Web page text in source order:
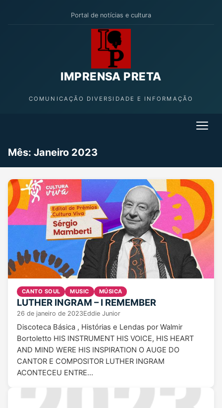
Portal de notícias e cultura
IMPRENSA PRETA
COMUNICAÇÃO DIVERSIDADE E INFORMAÇÃO
Mês: Janeiro 2023
CANTO SOUL MUSIC MÚSICA
LUTHER INGRAM – I REMEMBER
26 de janeiro de 2023Eddie Junior
Discoteca Básica , Histórias e Lendas por Walmir
Bortoletto HIS INSTRUMENT HIS VOICE, HIS HEART
AND MIND WERE HIS INSPIRATION O AUGE DO
CANTOR E COMPOSITOR LUTHER INGRAM
ACONTECEU ENTRE…